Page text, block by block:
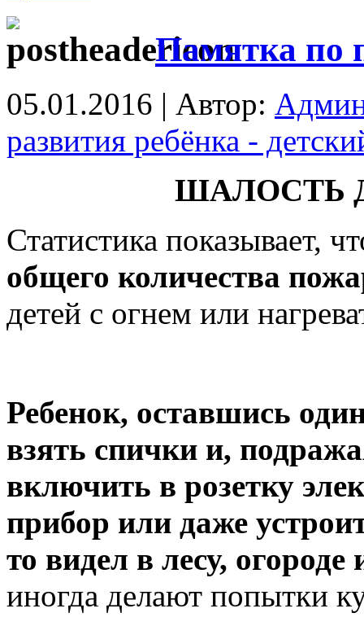
Памятка по
05.01.2016 | Автор:
развития ребёнка -
ШАЛОСТЬ
Статистика показывает,
общего количества
детей с огнем или
Ребенок, оставшись
взять спички и,
включить в розетку
прибор или даже
то видел в лесу, огороде
иногда делают попытки